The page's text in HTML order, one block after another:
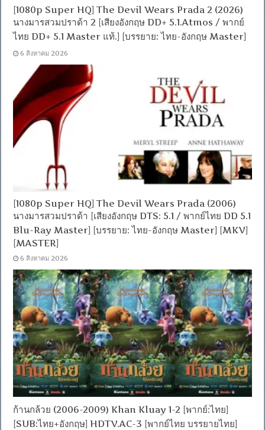
[1080p Super HQ] The Devil Wears Prada 2 (2026)
นางมารสวมปราด้า 2 [เสียงอังกฤษ DD+ 5.1.Atmos / พากย์
ไทย DD+ 5.1 Master แท้.] [บรรยาย: ไทย-อังกฤษ Master]
6 สิงหาคม 2026
[1080p Super HQ] The Devil Wears Prada (2006)
นางมารสวมปราด้า [เสียงอังกฤษ DTS: 5.1 / พากย์ไทย DD 5.1
Blu-Ray Master] [บรรยาย: ไทย-อังกฤษ Master] [MKV]
[MASTER]
6 สิงหาคม 2026
ก้านกล้วย (2006-2009) Khan Kluay 1-2 [พากย์:ไทย]
[SUB:ไทย+อังกฤษ] HDTV.AC-3 [พากย์ไทย บรรยายไทย]